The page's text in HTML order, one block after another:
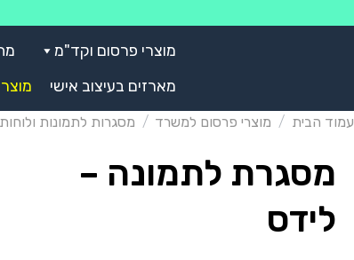
מוצרי פרסום וקד"מ
מארזים בעיצוב אישי
עמוד הבית / מוצרי פרסום למשרד / מסגרות לתמונות
מסגרת לתמונה –
לידס